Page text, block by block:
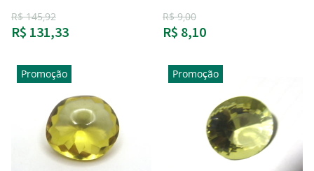
R$ 145,92
R$ 131,33
R$ 9,00
R$ 8,10
Promoção Promoção